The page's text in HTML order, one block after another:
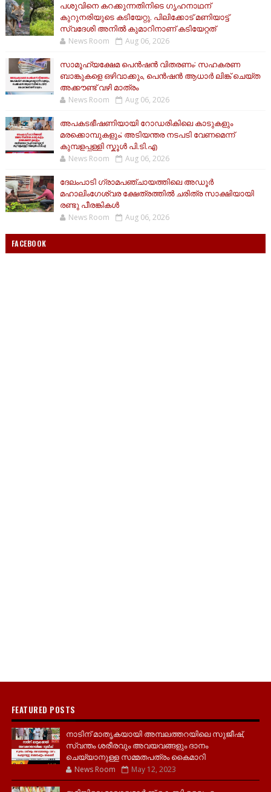
പശുവിനെ കറക്കുന്നതിനിടെ ഗൃഹനാഥന്
കുറുനരിയുടെ കടിയേറ്റു. പിലിക്കോട് മണിയാട്ട്
സ്വദേശി അനിൽ കുമാറിനാണ് കടിയേറ്റത്
News Room Aug 06, 2026
സാമൂ​ഹ്യക്ഷേമ പെൻഷൻ വിതരണം: സഹകരണ
ബാങ്കുകളെ ഒഴിവാക്കും, പെൻഷൻ ആധാർ‌ ലിങ്ക് ചെയ്ത
അക്കൗണ്ട് വഴി മാത്രം
News Room Aug 06, 2026
അപകടഭീഷണിയായി റോഡരികിലെ കാടുകളും
മരക്കൊമ്പുകളും; അടിയന്തര നടപടി വേണമെന്ന്
കുമ്പളപ്പള്ളി സ്കൂൾ പി.ടി.എ
News Room Aug 06, 2026
ദേലംപാടി ഗ്രാമപഞ്ചായത്തിലെ അഡൂർ
മഹാലിംഗേശ്വര ക്ഷേത്രത്തിൽ ചരിത്ര സാക്ഷിയായി
രണ്ടു പീരങ്കികൾ
News Room Aug 06, 2026
FACEBOOK
FEATURED POSTS
നാടിന് മാതൃകയായി അമ്പലത്തറയിലെ സുജീഷ്,
സ്വന്തം ശരീരവും അവയവങ്ങളും ദാനം
ചെയ്യാനുള്ള സമ്മതപത്രം കൈമാറി
News Room May 12, 2023